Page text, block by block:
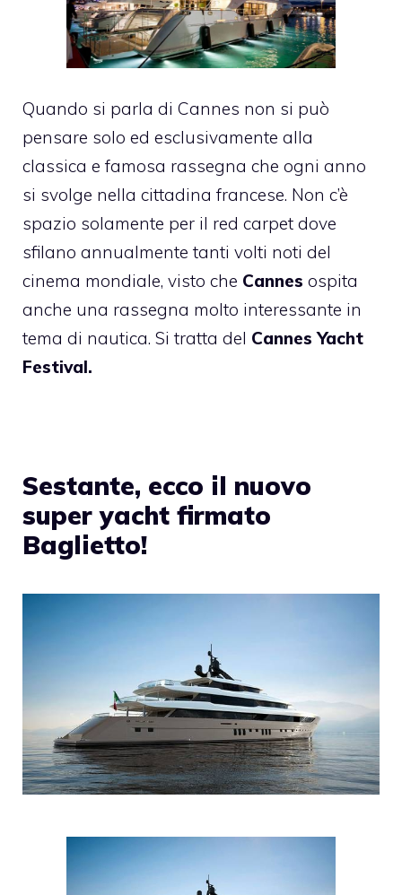
Quando si parla di Cannes non si può
pensare solo ed esclusivamente alla
classica e famosa rassegna che ogni anno
si svolge nella cittadina francese. Non c’è
spazio solamente per il red carpet dove
sfilano annualmente tanti volti noti del
cinema mondiale, visto che Cannes ospita
anche una rassegna molto interessante in
tema di nautica. Si tratta del Cannes Yacht
Festival.
Sestante, ecco il nuovo
super yacht firmato
Baglietto!